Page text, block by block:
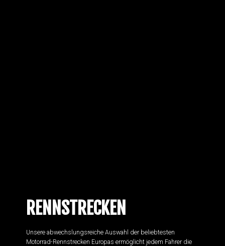
RENNSTRECKEN
Unsere abwechslungsreiche Auswahl der beliebtesten
Motorrad-Rennstrecken Europas ermöglicht jedem Fahrer die